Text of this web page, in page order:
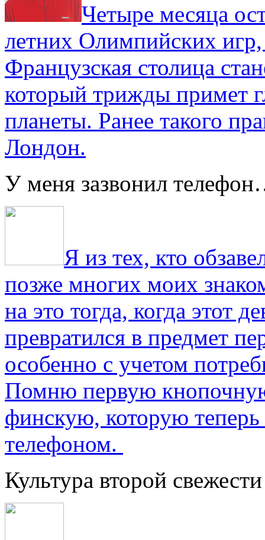
Четыре месяца
летних Олимпийских
Французская столица
который трижды примет
планеты. Ранее такого
Лондон.
У меня зазвонил
Я из тех, кто
позже многих моих
на это тогда, когда этот
превратился в предмет
особенно с учетом
Помню первую
финскую, которую
телефоном.
Культура второй свежести